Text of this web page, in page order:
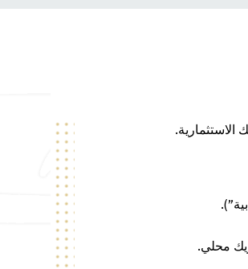
الاستثمارية.
محلي.